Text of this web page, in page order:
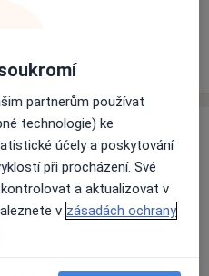
Názory pacientů
nejsou k dispozici
žádné informace o
partnerům používat
technologie) ke
účely a poskytování
při procházení. Své
a aktualizovat v
v zásadách ochrany